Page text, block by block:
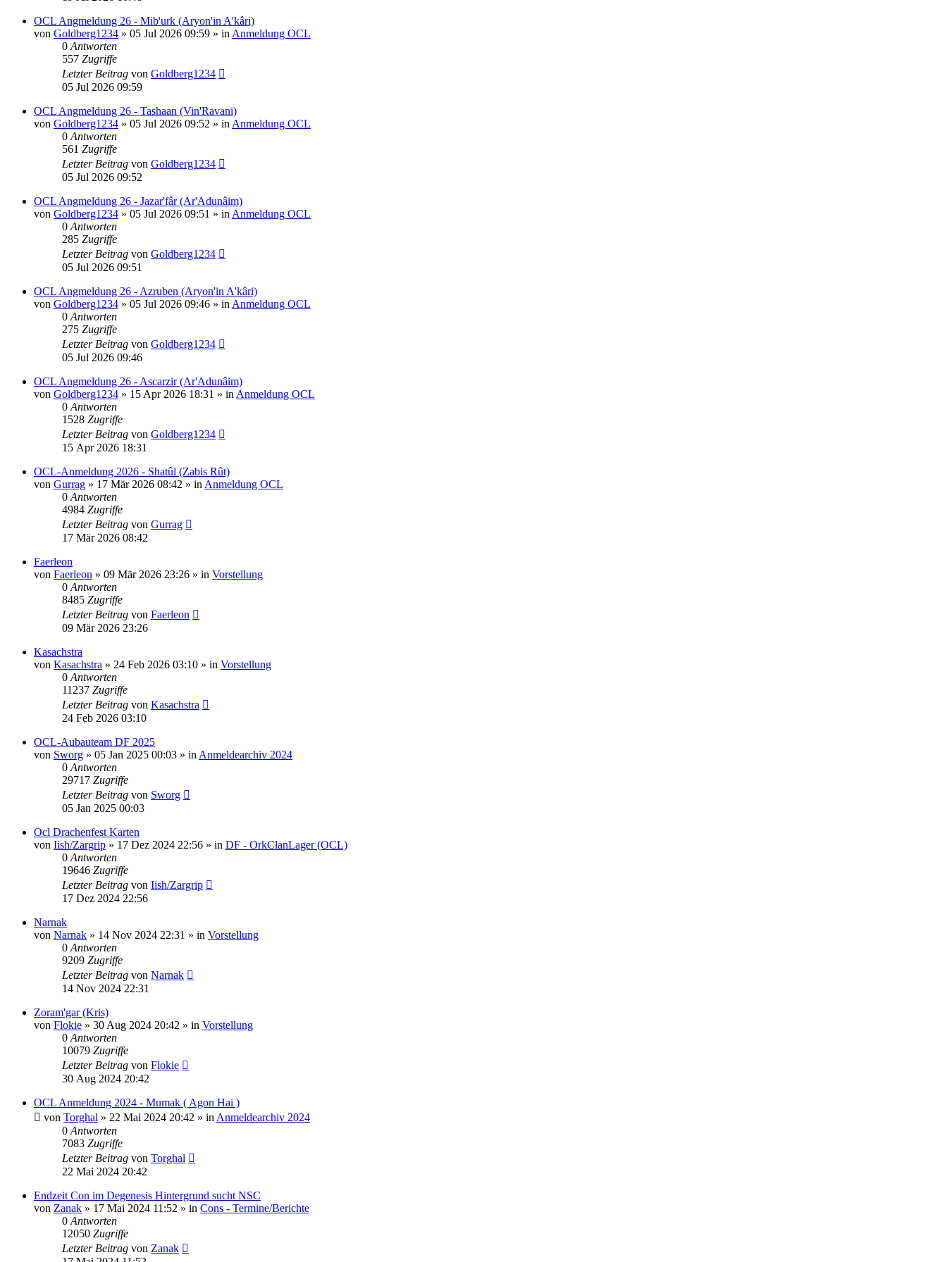
OCL Angmeldung 26 - Mib'urk (Aryon'in A'kâri)
von Goldberg1234 » 05 Jul 2026 09:59 » in Anmeldung OCL
0 Antworten
557 Zugriffe
Letzter Beitrag von Goldberg1234
05 Jul 2026 09:59
OCL Angmeldung 26 - Tashaan (Vin'Ravani)
von Goldberg1234 » 05 Jul 2026 09:52 » in Anmeldung OCL
0 Antworten
561 Zugriffe
Letzter Beitrag von Goldberg1234
05 Jul 2026 09:52
OCL Angmeldung 26 - Jazar'fâr (Ar'Adunâim)
von Goldberg1234 » 05 Jul 2026 09:51 » in Anmeldung OCL
0 Antworten
285 Zugriffe
Letzter Beitrag von Goldberg1234
05 Jul 2026 09:51
OCL Angmeldung 26 - Azruben (Aryon'in A'kâri)
von Goldberg1234 » 05 Jul 2026 09:46 » in Anmeldung OCL
0 Antworten
275 Zugriffe
Letzter Beitrag von Goldberg1234
05 Jul 2026 09:46
OCL Angmeldung 26 - Ascarzir (Ar'Adunâim)
von Goldberg1234 » 15 Apr 2026 18:31 » in Anmeldung OCL
0 Antworten
1528 Zugriffe
Letzter Beitrag von Goldberg1234
15 Apr 2026 18:31
OCL-Anmeldung 2026 - Shatûl (Zabis Rût)
von Gurrag » 17 Mär 2026 08:42 » in Anmeldung OCL
0 Antworten
4984 Zugriffe
Letzter Beitrag von Gurrag
17 Mär 2026 08:42
Faerleon
von Faerleon » 09 Mär 2026 23:26 » in Vorstellung
0 Antworten
8485 Zugriffe
Letzter Beitrag von Faerleon
09 Mär 2026 23:26
Kasachstra
von Kasachstra » 24 Feb 2026 03:10 » in Vorstellung
0 Antworten
11237 Zugriffe
Letzter Beitrag von Kasachstra
24 Feb 2026 03:10
OCL-Aubauteam DF 2025
von Sworg » 05 Jan 2025 00:03 » in Anmeldearchiv 2024
0 Antworten
29717 Zugriffe
Letzter Beitrag von Sworg
05 Jan 2025 00:03
Ocl Drachenfest Karten
von Iish/Zargrip » 17 Dez 2024 22:56 » in DF - OrkClanLager (OCL)
0 Antworten
19646 Zugriffe
Letzter Beitrag von Iish/Zargrip
17 Dez 2024 22:56
Narnak
von Narnak » 14 Nov 2024 22:31 » in Vorstellung
0 Antworten
9209 Zugriffe
Letzter Beitrag von Narnak
14 Nov 2024 22:31
Zoram'gar (Kris)
von Flokie » 30 Aug 2024 20:42 » in Vorstellung
0 Antworten
10079 Zugriffe
Letzter Beitrag von Flokie
30 Aug 2024 20:42
OCL Anmeldung 2024 - Mumak ( Agon Hai )
von Torghal » 22 Mai 2024 20:42 » in Anmeldearchiv 2024
0 Antworten
7083 Zugriffe
Letzter Beitrag von Torghal
22 Mai 2024 20:42
Endzeit Con im Degenesis Hintergrund sucht NSC
von Zanak » 17 Mai 2024 11:52 » in Cons - Termine/Berichte
0 Antworten
12050 Zugriffe
Letzter Beitrag von Zanak